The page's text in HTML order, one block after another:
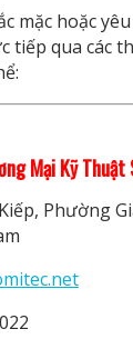
mặc hoặc
tiếp qua các
Mại Kỹ Thuật
Phường